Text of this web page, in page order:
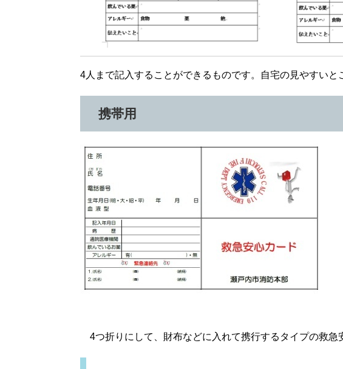
4人まで記入することができるものです。自宅の見やすいと
携帯用
4つ折りにして、財布などに入れて携行するタイプの救急